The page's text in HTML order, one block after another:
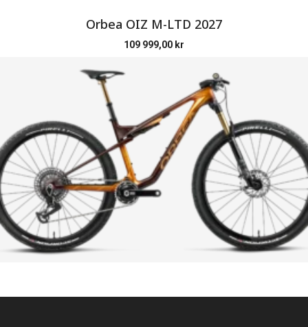
Orbea OIZ M-LTD 2027
109 999,00 kr